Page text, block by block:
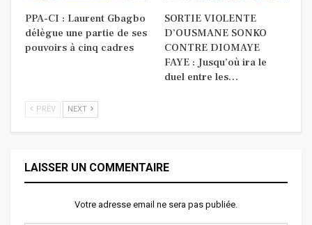
PPA-CI : Laurent Gbagbo
délègue une partie de ses
pouvoirs à cinq cadres
SORTIE VIOLENTE
D’OUSMANE SONKO
CONTRE DIOMAYE
FAYE : Jusqu’où ira le
duel entre les…
PREV NEXT
LAISSER UN COMMENTAIRE
Votre adresse email ne sera pas publiée.